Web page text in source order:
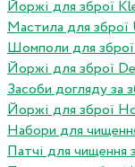
Йоржі для зброї
Мастила для зброї
Шомполи для
Йоржі для зброї
Засоби догляду за
Йоржі для зброї
Набори для
Патчі для чищення